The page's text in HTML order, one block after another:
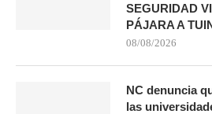
SEGURIDAD
PÁJARA A
08/08/2026
NC denuncia
las